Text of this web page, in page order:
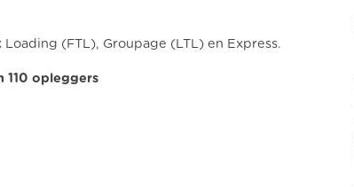
(FTL), Groupage (LTL) en Express.
110 opleggers